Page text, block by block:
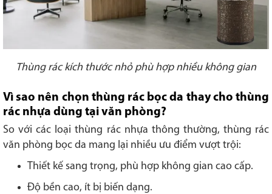
Thùng rác kích thước nhỏ phù hợp nhiều không gian
Vì sao nên chọn thùng rác bọc da thay cho thùng
rác nhựa dùng tại văn phòng?
So với các loại thùng rác nhựa thông thường, thùng rác
văn phòng bọc da mang lại nhiều ưu điểm vượt trội:
Thiết kế sang trọng, phù hợp không gian cao cấp.
Độ bền cao, ít bị biến dạng.